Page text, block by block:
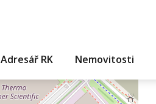
Adresář RK Nemovitosti